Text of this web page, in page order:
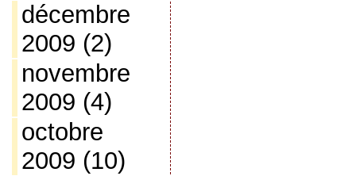
décembre
2009 (2)
novembre
2009 (4)
octobre
2009 (10)